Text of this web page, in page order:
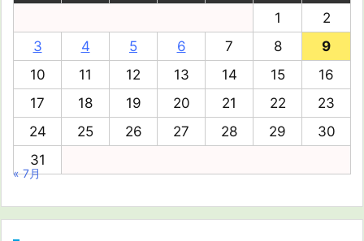
1
2
3
4 5 6 7 8
9
10
11 12 13 14 15
16
17
18 19 20 21 22
23
24
25 26 27 28 29
30
31
« 7月